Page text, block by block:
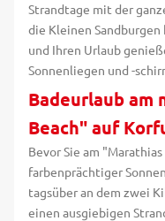
Strandtage mit der
die Kleinen Sandburgen
und Ihren Urlaub
Sonnenliegen und -
Badeurlaub am
Beach" auf
Bevor Sie am
farbenprächtiger
tagsüber an dem zwei
einen ausgiebigen